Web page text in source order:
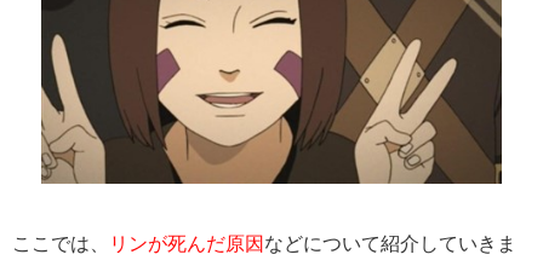
ここでは、 リンが死んだ原因 などについて紹介していきま